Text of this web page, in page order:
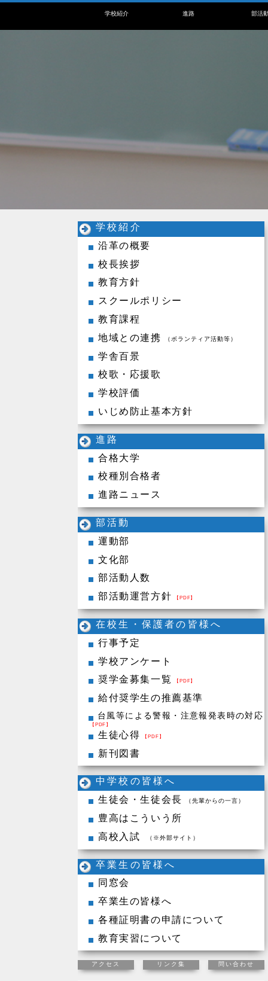
学校紹介 進路 部活
学校紹介
沿革の概要
校長挨拶
教育方針
スクールポリシー
教育課程
地域との連携
（ボランティア活動等）
学舎百景
校歌・応援歌
学校評価
いじめ防止基本方針
進路
合格大学
校種別合格者
進路ニュース
部活動
運動部
文化部
部活動人数
部活動運営方針
【PDF】
在校生・保護者の皆様へ
行事予定
学校アンケート
奨学金募集一覧
【PDF】
給付奨学生の推薦基準
台風等による警報・注意報発表時の対応
【PDF】
生徒心得 【PDF】
新刊図書
中学校の皆様へ
生徒会・生徒会長
（先輩からの一言）
豊高はこういう所
高校入試
（※外部サイト）
卒業生の皆様へ
同窓会
卒業生の皆様へ
各種証明書の申請について
教育実習について
アクセス リンク集 問い合わせ